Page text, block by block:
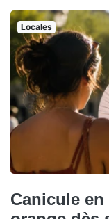
Locales
Canicule